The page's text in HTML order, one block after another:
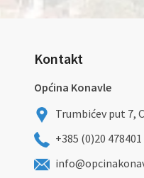
Kontakt
Općina Konavle
Trumbićev put 7,
+385 (0)20 478401